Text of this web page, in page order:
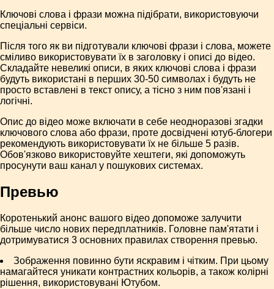
Ключові слова і фрази можна підібрати, використовуючи
спеціальні сервіси.
Після того як ви підготували ключові фрази і слова, можете
сміливо використовувати їх в заголовку і описі до відео.
Складайте невеликі описи, в яких ключові слова і фрази
будуть використані в перших 30-50 символах і будуть не
просто вставлені в текст опису, а тісно з ним пов'язані і
логічні.
Опис до відео може включати в себе неодноразові згадки
ключового слова або фрази, проте досвідчені ютуб-блогери
рекомендують використовувати їх не більше 5 разів.
Обов'язково використовуйте хештеги, які допоможуть
просунути ваш канал у пошукових системах.
Превью
Коротенький анонс вашого відео допоможе залучити
більше число нових передплатників. Головне пам'ятати і
дотримуватися 3 основних правилах створення превью.
Зображення повинно бути яскравим і чітким. При цьому
намагайтеся уникати контрастних кольорів, а також колірні
рішення, використовувані Ютубом.